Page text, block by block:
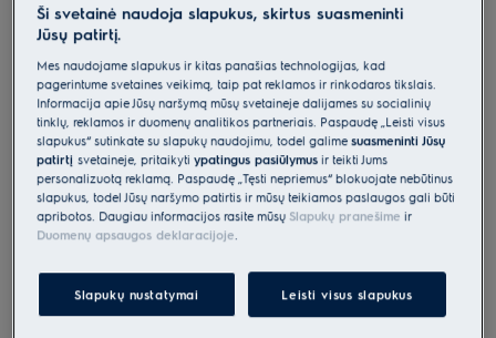
su „UniversalDose“ su garų
programa 10 kg
0 (0)
Gaminio informacijos lapas
Pagrindiniai privalumai
700 serijos „SteamCare“ skalbimo mašina atšviežina drabužius bet
skalbimo
Jei drabužių nebūtina kruopščiai skalbti, naudokite greitąją
„SteamRefresh“ programą.
Vienu spustelėjimu „SmartSelect“ pritaiko skalbimą pagal poreikius.
Ši svetainė naudoja slapukus, skirtus suasmeninti
Jūsų patirtį.
Mes naudojame slapukus ir kitas panašias technologijas, kad
pagerintume svetainės veikimą, taip pat reklamos ir rinkodaros tikslais.
Informacija apie Jūsų naršymą mūsų svetainėje dalijamės su socialinių
tinklų, reklamos ir duomenų analitikos partneriais. Paspaudę „Leisti visus
slapukus“ sutinkate su slapukų naudojimu, todėl galimesuasmeninti Jūsų
patirtįsvetainėje, pritaikytiypatingus pasiūlymus ir teikti Jums
personalizuotą reklamą. Paspaudę „Tęsti nepriėmus“ blokuojate nebūtinus
slapukus, todėl Jūsų naršymo patirtis ir mūsų teikiamos paslaugos gali būti
apribotos. Daugiau informacijos rasite mūsų Slapukų pranešime ir
Duomenų apsaugos deklaracijoje
Slapukų nustatymai Leisti visus slapukus